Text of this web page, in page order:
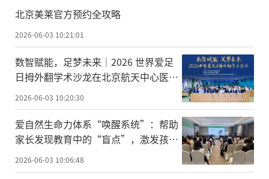
北京美莱官方预约全攻略
2026-06-03 10:21:01
数智赋能，足梦未来｜2026 世界爱足
日拇外翻学术沙龙在北京航天中心医院
2026-06-03 10:20:30
爱自然生命力体系“唤醒系统”：帮助
家长发现教育中的“盲点”，激发孩子
的内在潜能
2026-06-03 10:06:48